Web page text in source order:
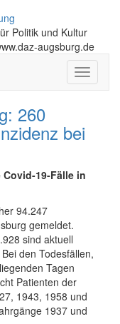
Politik und Kultur
augsburg.de
Toggle
260
bei
19-Fälle in
94.247
gemeldet.
sind aktuell
den Todesfällen,
Tagen
Patienten der
1943, 1958 und
1937 und